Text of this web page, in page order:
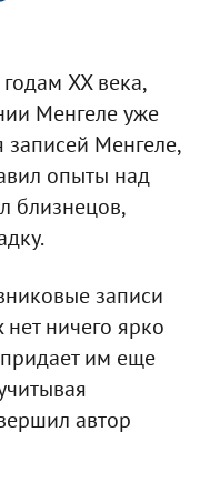
XX века,
Менгеле уже
записей Менгеле,
опыты над
близнецов,
записи
ничего ярко
им еще
автор